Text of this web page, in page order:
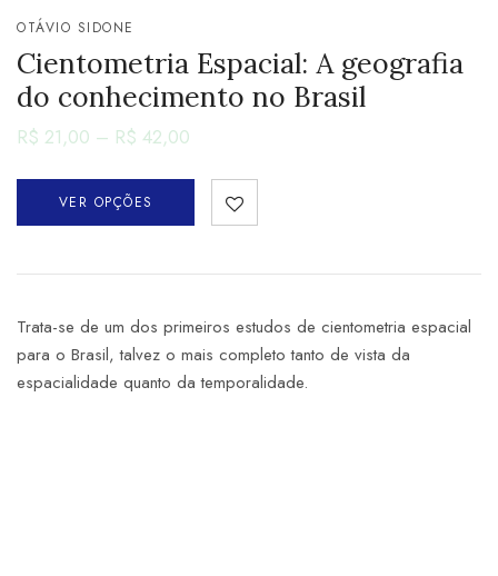
OTÁVIO SIDONE
Cientometria Espacial: A geografia
do conhecimento no Brasil
R$ 21,00 – R$ 42,00
VER OPÇÕES
Trata-se de um dos primeiros estudos de cientometria espacial
para o Brasil, talvez o mais completo tanto de vista da
espacialidade quanto da temporalidade.